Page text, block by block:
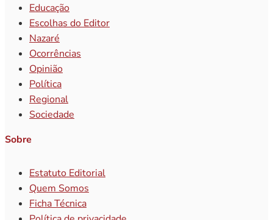
Educação
Escolhas do Editor
Nazaré
Ocorrências
Opinião
Política
Regional
Sociedade
Sobre
Estatuto Editorial
Quem Somos
Ficha Técnica